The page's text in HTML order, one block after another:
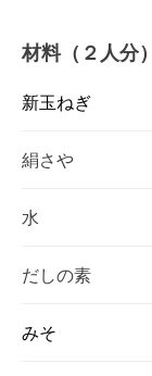
材料（２人分）
新玉ねぎ
絹さや
水
だしの素
みそ